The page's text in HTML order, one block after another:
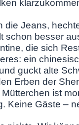
die Jeans,
schon besser
die sich
ein
guckt alte
Erben der
ist
Keine Gäste –